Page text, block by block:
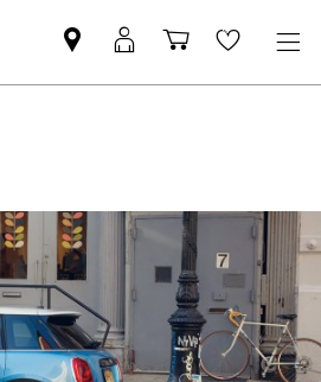
Pesquisar
parceiro
Iniciar
sessão
Carrinho
de
Wishlist